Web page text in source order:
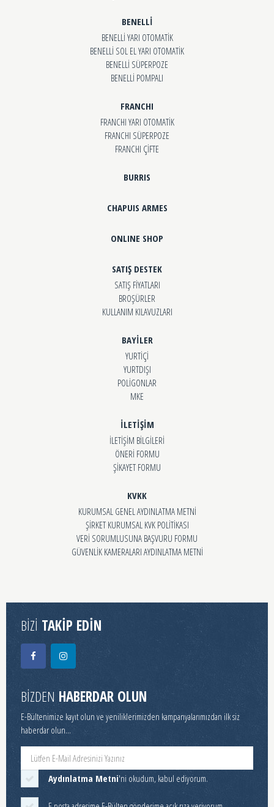
BENELLİ
BENELLİ YARI OTOMATİK
BENELLİ SOL EL YARI OTOMATİK
BENELLİ SÜPERPOZE
BENELLİ POMPALI
FRANCHI
FRANCHI YARI OTOMATİK
FRANCHI SÜPERPOZE
FRANCHI ÇİFTE
BURRIS
CHAPUIS ARMES
ONLINE SHOP
SATIŞ DESTEK
SATIŞ FİYATLARI
BROŞÜRLER
KULLANIM KILAVUZLARI
BAYİLER
YURTİÇİ
YURTDIŞI
POLİGONLAR
MKE
İLETİŞİM
İLETİŞİM BİLGİLERİ
ÖNERİ FORMU
ŞİKAYET FORMU
KVKK
KURUMSAL GENEL AYDINLATMA METNİ
ŞİRKET KURUMSAL KVK POLİTİKASI
VERİ SORUMLUSUNA BAŞVURU FORMU
GÜVENLİK KAMERALARI AYDINLATMA METNİ
BİZİ TAKİP EDİN
BİZDEN HABERDAR OLUN
E-Bültenimize kayıt olun ve yeniliklerimizden kampanyalarımızdan ilk siz
haberdar olun...
Aydınlatma Metni'ni okudum, kabul ediyorum.